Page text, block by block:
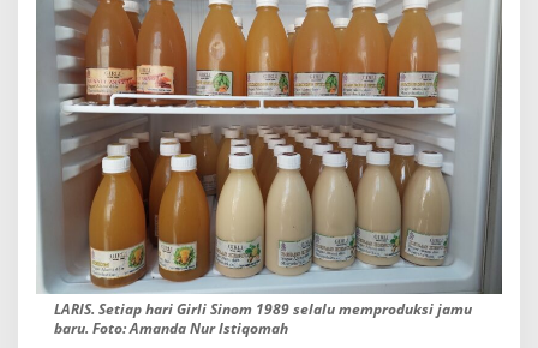
G
E
T
B
U
A
T
N
LARIS. Setiap hari Girli Sinom 1989 selalu memproduksi jamu
baru. Foto: Amanda Nur Istiqomah